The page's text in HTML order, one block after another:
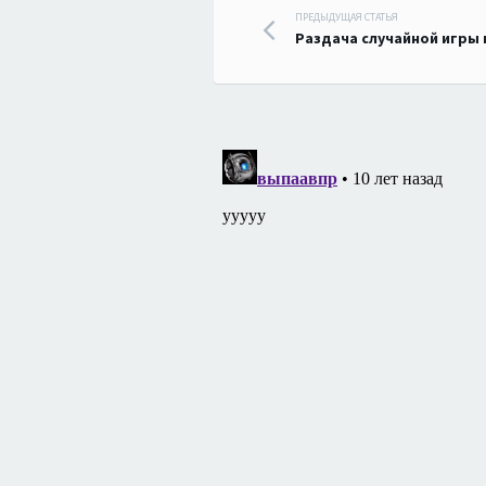
Навигация
по
ПРЕДЫДУЩАЯ СТАТЬЯ
Раздача случайной игры